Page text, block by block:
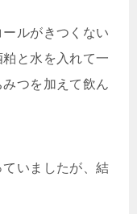
ルがきつくない
と水を入れて一
つを加えて飲ん
いましたが、結